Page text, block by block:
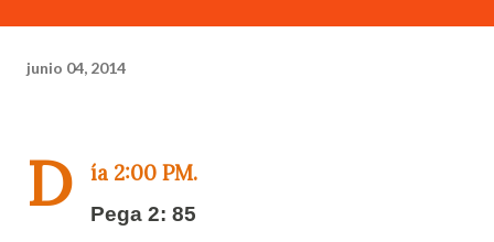
junio 04, 2014
D ía 2:00 PM.
Pega 2: 85